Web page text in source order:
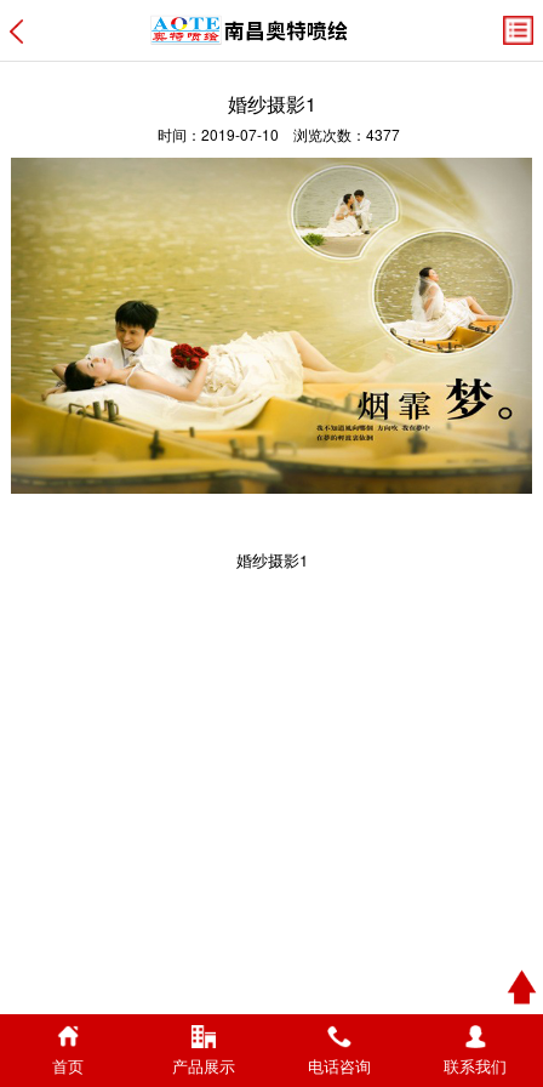
婚纱摄影1
时间：2019-07-10 浏览次数：4377
婚纱摄影1
首页 产品展示 电话咨询 联系我们